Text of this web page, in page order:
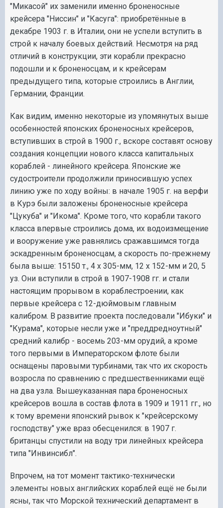
"Микасой" их заменили именно броненосные
крейсера "Ниссин" и "Касуга": приобретённые в
декабре 1903 г. в Италии, они не успели вступить в
строй к началу боевых действий. Несмотря на ряд
отличий в конструкции, эти корабли прекрасно
подошли и к броненосцам, и к крейсерам
предыдущего типа, которые строились в Англии,
Германии, Франции.
Как видим, именно некоторые из упомянутых выше
особенностей японских броненосных крейсеров,
вступивших в строй в 1900 г., вскоре составят основу
создания концепции нового класса капитальных
кораблей - линейного крейсера. Японские же
судостроители продолжили приносившую успех
линию уже по ходу войны: в начале 1905 г. на верфи
в Курэ были заложены броненосные крейсера
"Цукуба" и "Икома". Кроме того, что корабли такого
класса впервые строились дома, их водоизмещение
и вооружение уже равнялись сражавшимся тогда
эскадренным броненосцам, а скорость по-прежнему
была выше: 15150 т., 4 х 305-мм, 12 х 152-мм и 20, 5
уз. Они вступили в строй в 1907-1908 гг. и стали
настоящим прорывом в кораблестроении, как
первые крейсера с 12-дюймовым главным
калибром. В развитие проекта последовали "Ибуки" и
"Курама", которые несли уже и "преддредноутный"
средний калибр - восемь 203-мм орудий, а кроме
того первыми в Императорском флоте были
оснащены паровыми турбинами, так что их скорость
возросла по сравнению с предшественниками ещё
на два узла. Вышеуказанная пара броненосных
крейсеров вошла в состав флота в 1909 и 1911 гг., но
к тому времени японский рывок к "крейсерскому
господству" уже враз обесценился: в 1907 г.
британцы спустили на воду три линейных крейсера
типа "Инвинсибл".
Впрочем, на тот момент тактико-технически
элементы новых английских кораблей ещё не были
ясны, так что Морской технический департамент в